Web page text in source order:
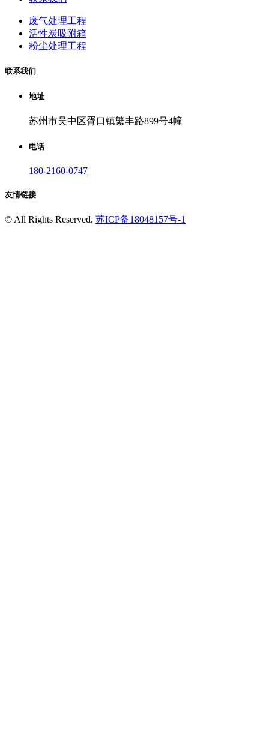
废气处理工程
活性炭吸附箱
粉尘处理工程
联系我们
地址
苏州市吴中区胥口镇繁丰路899号4幢
电话
180-2160-0747
友情链接
©All Rights Reserved. 苏ICP备18048157号-1